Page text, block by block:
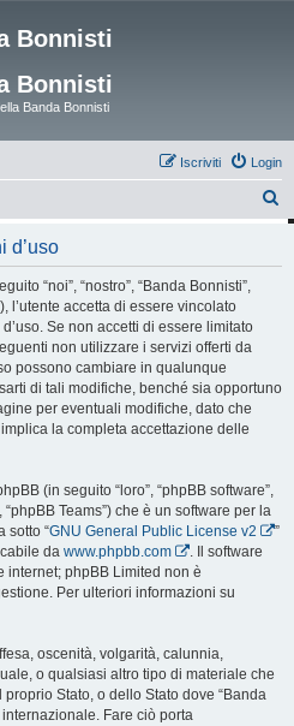
Bonnisti
Bonnisti
Banda Bonnisti
Login
Iscriviti
d’uso
“noi”, “nostro”, “Banda Bonnisti”,
l’utente accetta di essere vincolato
Se non accetti di essere limitato
non utilizzare i servizi offerti da
possono cambiare in qualunque
di tali modifiche, benché sia opportuno
per eventuali modifiche, dato che
la completa accettazione delle
(in seguito “loro”, “phpBB software”,
“phpBB Teams”) che è un software per la
sotto “GNU General Public License v2
”
da www.phpbb.com
. Il software
internet; phpBB Limited non è
Per ulteriori informazioni su
oscenità, volgarità, calunnia,
o qualsiasi altro tipo di materiale che
Stato, o dello Stato dove “Banda
Fare ciò porta